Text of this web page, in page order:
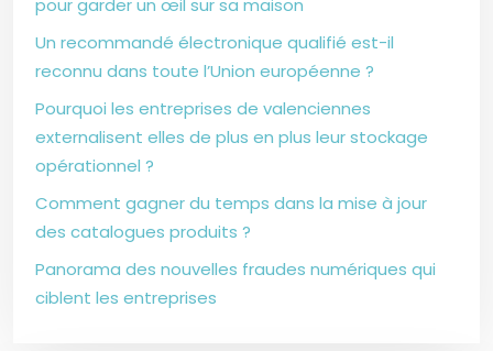
pour garder un œil sur sa maison
Un recommandé électronique qualifié est-il
reconnu dans toute l’Union européenne ?
Pourquoi les entreprises de valenciennes
externalisent elles de plus en plus leur stockage
opérationnel ?
Comment gagner du temps dans la mise à jour
des catalogues produits ?
Panorama des nouvelles fraudes numériques qui
ciblent les entreprises